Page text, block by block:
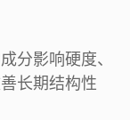
分影响硬度、
长期结构性